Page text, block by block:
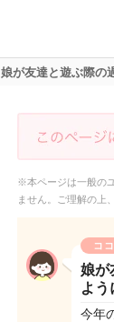
娘が友達と遊ぶ際の
※本ページは一般の
ません。ご理解の上
コ
娘が
よう
今年